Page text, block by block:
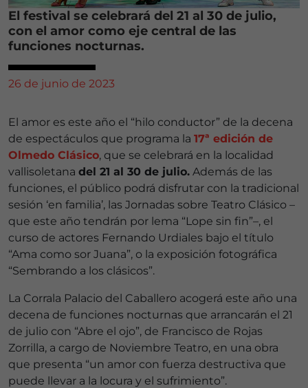
El festival se celebrará del 21 al 30 de julio,
con el amor como eje central de las
funciones nocturnas.
26 de junio de 2023
El amor es este año el “hilo conductor” de la decena
de espectáculos que programa la 17ª edición de
Olmedo Clásico, que se celebrará en la localidad
vallisoletana del 21 al 30 de julio. Además de las
funciones, el público podrá disfrutar con la tradicional
sesión ‘en familia’, las Jornadas sobre Teatro Clásico –
que este año tendrán por lema “Lope sin fin”–, el
curso de actores Fernando Urdiales bajo el título
“Ama como sor Juana”, o la exposición fotográfica
“Sembrando a los clásicos”.
La Corrala Palacio del Caballero acogerá este año una
decena de funciones nocturnas que arrancarán el 21
de julio con “Abre el ojo”, de Francisco de Rojas
Zorrilla, a cargo de Noviembre Teatro, en una obra
que presenta “un amor con fuerza destructiva que
puede llevar a la locura y el sufrimiento”.